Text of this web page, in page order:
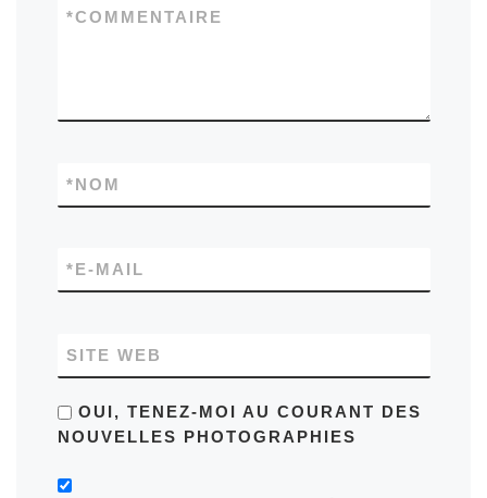
COMMENTAIRE
*
NOM
*
E-MAIL
*
SITE WEB
OUI, TENEZ-MOI AU COURANT DES
NOUVELLES PHOTOGRAPHIES